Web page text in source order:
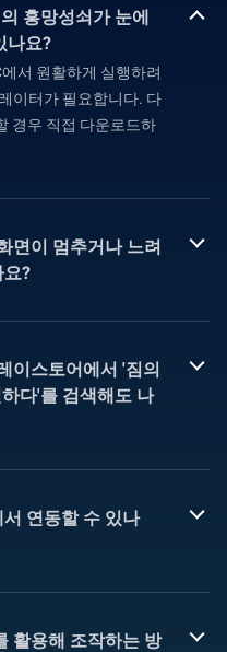
흥망성쇠가 눈에
나요?
서 원활하게 실행하려
이터가 필요합니다. 다
경우 직접 다운로드하
면이 멈추거나 느려
요?
이스토어에서 '짐의
다'를 검색해도 나
연동할 수 있나
활용해 조작하는 방